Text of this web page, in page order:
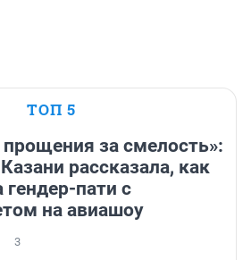
ТОП 5
за смелость»:
рассказала, как
гендер-пати с
на авиашоу
3